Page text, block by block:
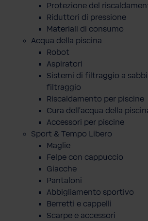
Protezione del
Riduttori di pressione
Materiali di consumo
Acqua della piscina
Robot
Aspiratori
Sistemi di filtraggio a
filtraggio
Riscaldamento per piscine
Cura dell'acqua della
Accessori per piscine
Sport & Tempo Libero
Maglie
Felpe con cappuccio
Giacche
Pantaloni
Abbigliamento sportivo
Berretti e cappelli
Scarpe e accessori